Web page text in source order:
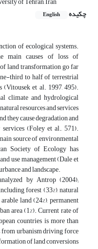
چکیده
English
of ecological systems.
main causes of loss of
land transformation go far
third to half of terrestrial
(Vitousek et al. 1997, 495).
climate and hydrological
resources and services
they cause degradation and
(Foley et al., 571).
source of environmental
Society of Ecology has
use management (Dale et
and landscape.
by Antrop (2004);
forest (33%), natural
land (24%), permanent
area (1%). Current rate of
countries is more than
from urbanism driving force
of land conversions